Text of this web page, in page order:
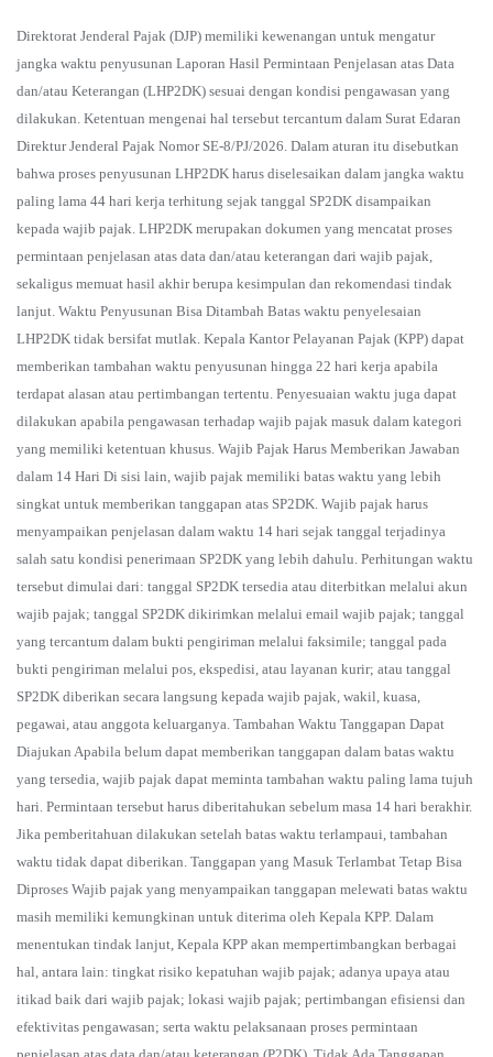
Direktorat Jenderal Pajak (DJP) memiliki kewenangan untuk mengatur
jangka waktu penyusunan Laporan Hasil Permintaan Penjelasan atas Data
dan/atau Keterangan (LHP2DK) sesuai dengan kondisi pengawasan yang
dilakukan. Ketentuan mengenai hal tersebut tercantum dalam Surat Edaran
Direktur Jenderal Pajak Nomor SE-8/PJ/2026. Dalam aturan itu disebutkan
bahwa proses penyusunan LHP2DK harus diselesaikan dalam jangka waktu
paling lama 44 hari kerja terhitung sejak tanggal SP2DK disampaikan
kepada wajib pajak. LHP2DK merupakan dokumen yang mencatat proses
permintaan penjelasan atas data dan/atau keterangan dari wajib pajak,
sekaligus memuat hasil akhir berupa kesimpulan dan rekomendasi tindak
lanjut. Waktu Penyusunan Bisa Ditambah Batas waktu penyelesaian
LHP2DK tidak bersifat mutlak. Kepala Kantor Pelayanan Pajak (KPP) dapat
memberikan tambahan waktu penyusunan hingga 22 hari kerja apabila
terdapat alasan atau pertimbangan tertentu. Penyesuaian waktu juga dapat
dilakukan apabila pengawasan terhadap wajib pajak masuk dalam kategori
yang memiliki ketentuan khusus. Wajib Pajak Harus Memberikan Jawaban
dalam 14 Hari Di sisi lain, wajib pajak memiliki batas waktu yang lebih
singkat untuk memberikan tanggapan atas SP2DK. Wajib pajak harus
menyampaikan penjelasan dalam waktu 14 hari sejak tanggal terjadinya
salah satu kondisi penerimaan SP2DK yang lebih dahulu. Perhitungan waktu
tersebut dimulai dari: tanggal SP2DK tersedia atau diterbitkan melalui akun
wajib pajak; tanggal SP2DK dikirimkan melalui email wajib pajak; tanggal
yang tercantum dalam bukti pengiriman melalui faksimile; tanggal pada
bukti pengiriman melalui pos, ekspedisi, atau layanan kurir; atau tanggal
SP2DK diberikan secara langsung kepada wajib pajak, wakil, kuasa,
pegawai, atau anggota keluarganya. Tambahan Waktu Tanggapan Dapat
Diajukan Apabila belum dapat memberikan tanggapan dalam batas waktu
yang tersedia, wajib pajak dapat meminta tambahan waktu paling lama tujuh
hari. Permintaan tersebut harus diberitahukan sebelum masa 14 hari berakhir.
Jika pemberitahuan dilakukan setelah batas waktu terlampaui, tambahan
waktu tidak dapat diberikan. Tanggapan yang Masuk Terlambat Tetap Bisa
Diproses Wajib pajak yang menyampaikan tanggapan melewati batas waktu
masih memiliki kemungkinan untuk diterima oleh Kepala KPP. Dalam
menentukan tindak lanjut, Kepala KPP akan mempertimbangkan berbagai
hal, antara lain: tingkat risiko kepatuhan wajib pajak; adanya upaya atau
itikad baik dari wajib pajak; lokasi wajib pajak; pertimbangan efisiensi dan
efektivitas pengawasan; serta waktu pelaksanaan proses permintaan